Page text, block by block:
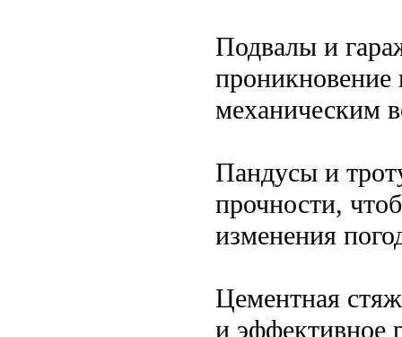
Подвалы и
механическим
Пандусы и
прочности,
изменения
Цементная
и эффективное